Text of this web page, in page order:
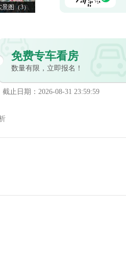
景图（3）
免费专车看房
数量有限，立即报名！
截止日期：2026-08-31 23:59:59